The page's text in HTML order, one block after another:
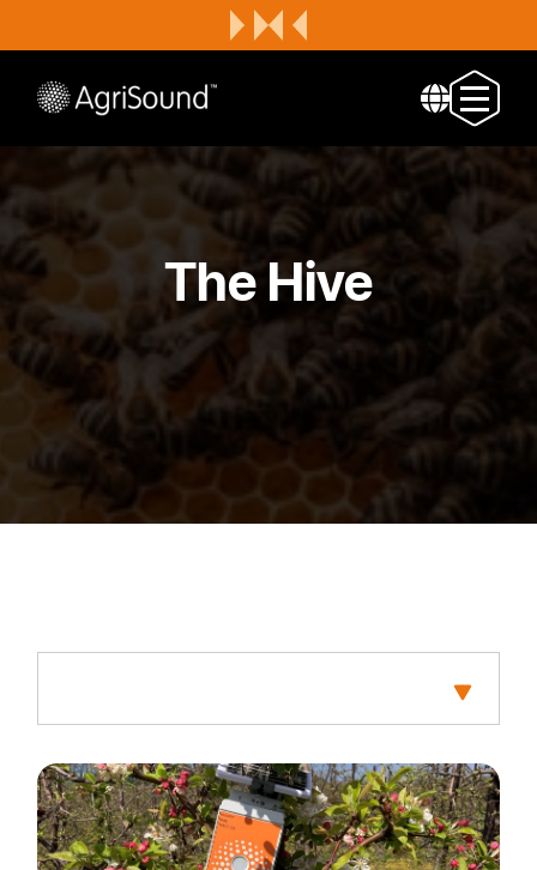
The Hive